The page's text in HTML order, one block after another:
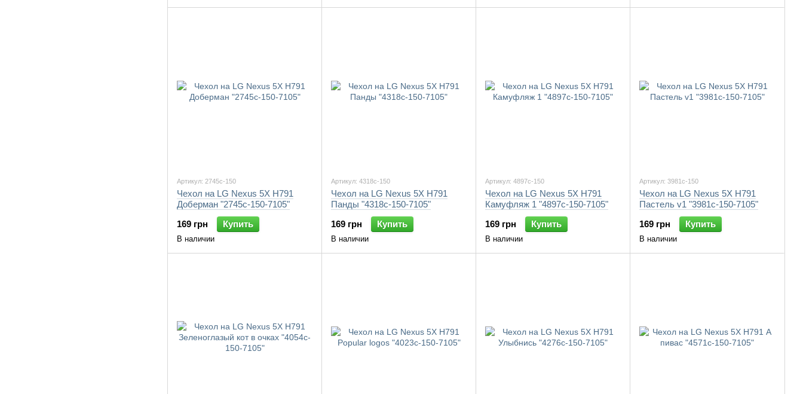
Артикул: 2745c-150
Чехол на LG Nexus 5X H791
Доберман "2745c-150-7105"
169 грн
Купить
В наличии
Артикул: 4318c-150
Чехол на LG Nexus 5X H791
Панды "4318c-150-7105"
169 грн
Купить
В наличии
Артикул: 4897c-150
Чехол на LG Nexus 5X H791
Камуфляж 1 "4897c-150-7105"
169 грн
Купить
В наличии
Артикул: 3981c-150
Чехол на LG Nexus 5X H791
Пастель v1 "3981c-150-7105"
169 грн
Купить
В наличии